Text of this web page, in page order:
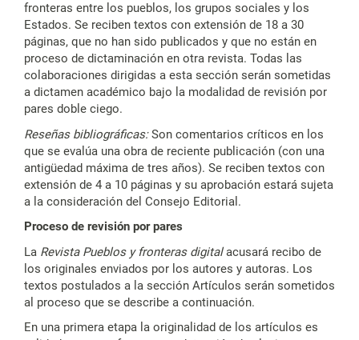
fronteras entre los pueblos, los grupos sociales y los
Estados. Se reciben textos con extensión de 18 a 30
páginas, que no han sido publicados y que no están en
proceso de dictaminación en otra revista. Todas las
colaboraciones dirigidas a esta sección serán sometidas
a dictamen académico bajo la modalidad de revisión por
pares doble ciego.
Reseñas bibliográficas:Son comentarios críticos en los
que se evalúa una obra de reciente publicación (con una
antigüedad máxima de tres años). Se reciben textos con
extensión de 4 a 10 páginas y su aprobación estará sujeta
a la consideración del Consejo Editorial.
Proceso de revisión por pares
La Revista Pueblos y fronteras digitalacusará recibo de
los originales enviados por los autores y autoras. Los
textos postulados a la sección Artículos serán sometidos
al proceso que se describe a continuación.
En una primera etapa la originalidad de los artículos es